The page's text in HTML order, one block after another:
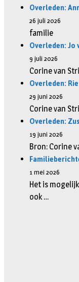
Overleden:
26 juli 2026
familie
Overleden: Jo
9 juli 2026
Corine van
Overleden:
29 juni 2026
Corine van
Overleden:
19 juni 2026
Bron: Corine
1 mei 2026
Het is
ook …